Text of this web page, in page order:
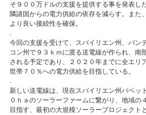
そ９００万ドルの支援を提供する事を発表し
隣諸国からの電力供給の依存を減らす。また
より良い接続性を確保。
.
今回の支援を受けて、スバイリエン州、バン
コン州で９３ｋｍに渡る送電線が作られ、南
される予定であり、２０２０年までに全エリ
世帯７０％への電力供給を目指している。
.
新しい送電線は、現在スバイリエン州バベッ
０ｈａのソーラーファームに繋がり、地域の
目指す、最初の大規模ソーラープロジェクト